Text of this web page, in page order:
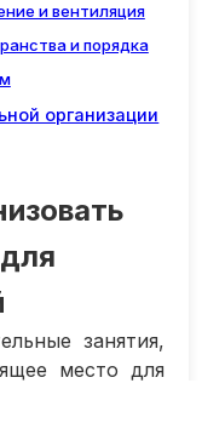
и вентиляция
и порядка
организации
занятия,
место для